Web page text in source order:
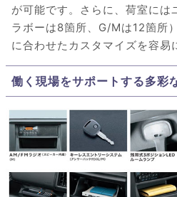
が可能です。さらに、荷室には
ラボーは8箇所、G/Mは12箇所
に合わせたカスタマイズを容易
働く現場をサポートする多彩